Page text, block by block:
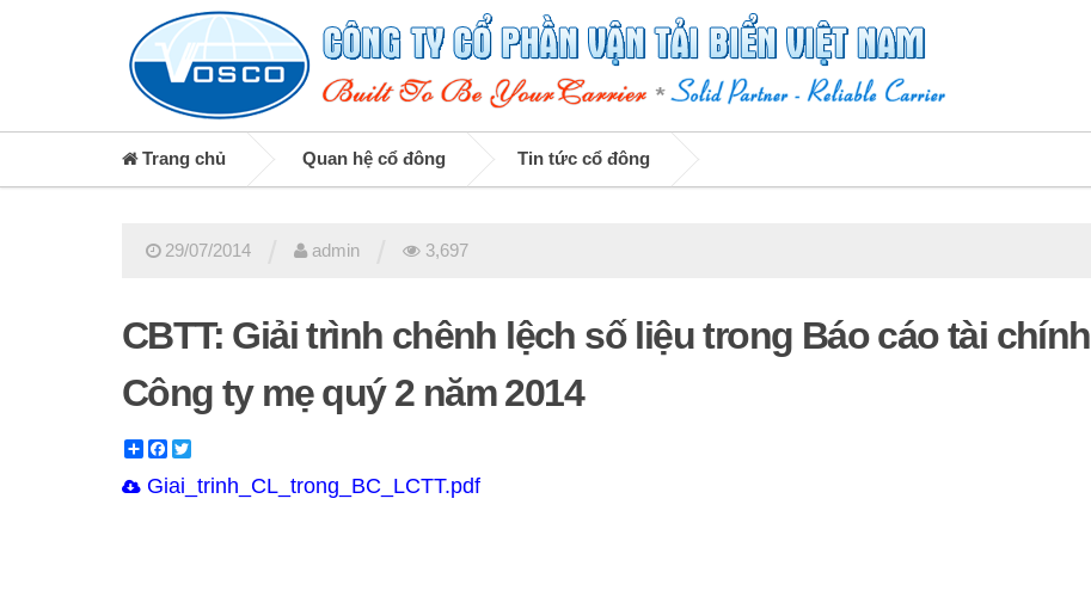
Trang chủ Quan hệ cổ đông Tin tức cổ đông
29/07/2014 admin 3,697
CBTT: Giải trình chênh lệch số liệu trong Báo cáo tài chính
Công ty mẹ quý 2 năm 2014
ShareFacebook
Giai_trinh_CL_trong_BC_LCTT.pdf